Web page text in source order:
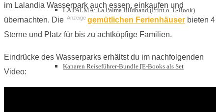
LA PALMA: La Palma Bildband (Print o. E-Book)
Kanaren Reiseführer-Bundle [E-Books als Set
im Lalandia Wasserpark auch essen, einkaufen und
übernachten. Die Anzeige gemütlichen Ferienhäuser bieten 4
Sterne und Platz für bis zu achtköpfige Familien.
Eindrücke des Wasserparks erhältst du im nachfolgenden
Video: